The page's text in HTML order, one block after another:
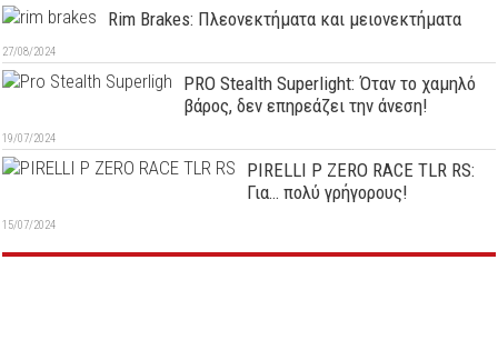
Rim Brakes: Πλεονεκτήματα και μειονεκτήματα
27/08/2024
PRO Stealth Superlight: Όταν το χαμηλό
βάρος, δεν επηρεάζει την άνεση!
19/07/2024
PIRELLI P ZERO RACE TLR RS:
Για… πολύ γρήγορους!
15/07/2024